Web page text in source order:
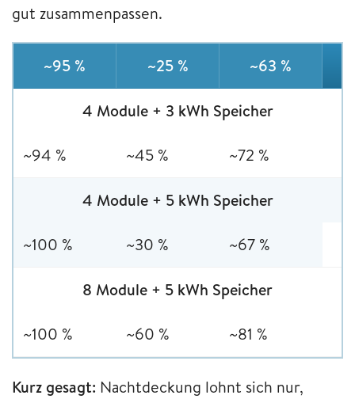
gut zusammenpassen.
~95 % ~25 % ~63 %
4 Module + 3 kWh Speicher
~94 % ~45 % ~72 %
4 Module + 5 kWh Speicher
~100 % ~30 % ~67 %
8 Module + 5 kWh Speicher
~100 % ~60 % ~81 %
Kurz gesagt: Nachtdeckung lohnt sich nur,